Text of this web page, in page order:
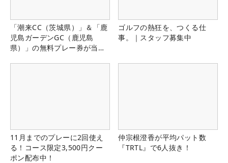
「潮来CC（茨城県）」＆「鹿
児島ガーデンGC（鹿児島
県）」の無料プレー券が当た
ゴルフの熱狂を、つくる仕
事。｜スタッフ募集中
11月までのプレーに2回使え
る！コース限定3,500円クー
ポン配布中！
仲宗根澄香が平均パット数
『TRTL』で6人抜き！